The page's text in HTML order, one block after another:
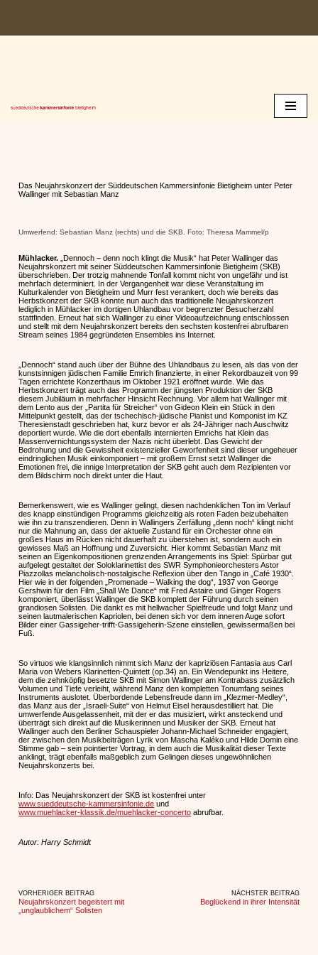
Zum
Das Neujahrskonzert der Süddeutschen Kammersinfonie Bietigheim unter Peter
Wallinger mit Sebastian Manz
Umwerfend: Sebastian Manz (rechts) und die SKB. Foto: Theresa Mammel/p
Mühlacker. „Dennoch – denn noch klingt die Musik“ hat Peter Wallinger das
Neujahrskonzert mit seiner Süddeutschen Kammersinfonie Bietigheim (SKB)
überschrieben. Der trotzig mahnende Tonfall kommt nicht von ungefähr und ist
mehrfach determiniert. In der Vergangenheit war diese Veranstaltung im
Kulturkalender von Bietigheim und Murr fest verankert, doch wie bereits das
Herbstkonzert der SKB konnte nun auch das traditionelle Neujahrskonzert
lediglich in Mühlacker im dortigen Uhlandbau vor begrenzter Besucherzahl
stattfinden. Erneut hat sich Wallinger zu einer Videoaufzeichnung entschlossen
und stellt mit dem Neujahrskonzert bereits den sechsten kostenfrei abrufbaren
Stream seines 1984 gegründeten Ensembles ins Internet.
„Dennoch“ stand auch über der Bühne des Uhlandbaus zu lesen, als das von der
kunstsinnigen jüdischen Familie Emrich finanzierte, in einer Rekordbauzeit von 99
Tagen errichtete Konzerthaus im Oktober 1921 eröffnet wurde. Wie das
Herbstkonzert trägt auch das Programm der jüngsten Produktion der SKB
diesem Jubiläum in mehrfacher Hinsicht Rechnung. Vor allem hat Wallinger mit
dem Lento aus der „Partita für Streicher“ von Gideon Klein ein Stück in den
Mittelpunkt gestellt, das der tschechisch-jüdische Pianist und Komponist im KZ
Theresienstadt geschrieben hat, kurz bevor er als 24-Jähriger nach Auschwitz
deportiert wurde. Wie die dort ebenfalls internierten Emrichs hat Klein das
Massenvernichtungssystem der Nazis nicht überlebt. Das Gewicht der
Bedrohung und die Gewissheit existenzieller Geworfenheit sind dieser ungeheuer
eindringlichen Musik einkomponiert – mit großem Ernst setzt Wallinger die
Emotionen frei, die innige Interpretation der SKB geht auch dem Rezipienten vor
dem Bildschirm noch direkt unter die Haut.
Bemerkenswert, wie es Wallinger gelingt, diesen nachdenklichen Ton im Verlauf
des knapp einstündigen Programms gleichzeitig als roten Faden beizubehalten
wie ihn zu transzendieren. Denn in Wallingers Zerfällung „denn noch“ klingt nicht
nur die Mahnung an, dass der aktuelle Zustand für ein Orchester ohne ein
großes Haus im Rücken nicht dauerhaft zu überstehen ist, sondern auch ein
gewisses Maß an Hoffnung und Zuversicht. Hier kommt Sebastian Manz mit
seinen an Eigenkompositionen grenzenden Arrangements ins Spiel: Spürbar gut
aufgelegt gestaltet der Soloklarinettist des SWR Symphonieorchesters Astor
Piazzollas melancholisch-nostalgische Reflexion über den Tango in „Café 1930“.
Hier wie in der folgenden „Promenade – Walking the dog“, 1937 von George
Gershwin für den Film „Shall We Dance“ mit Fred Astaire und Ginger Rogers
komponiert, überlässt Wallinger die SKB komplett der Führung durch seinen
grandiosen Solisten. Die dankt es mit hellwacher Spielfreude und folgt Manz und
seinen lautmalerischen Kapriolen, bei denen sich vor dem inneren Auge sofort
Bilder einer Gassigeher-trifft-Gassigeherin-Szene einstellen, gewissermaßen bei
Fuß.
So virtuos wie klangsinnlich nimmt sich Manz der kapriziösen Fantasia aus Carl
Maria von Webers Klarinetten-Quintett (op.34) an. Ein Wendepunkt ins Heitere,
dem die zehnköpfig besetzte SKB mit Simon Wallinger am Kontrabass zusätzlich
Volumen und Tiefe verleiht, während Manz den kompletten Tonumfang seines
Instruments auslotet. Überbordende Lebensfreude dann im „Klezmer-Medley“,
das Manz aus der „Israeli-Suite“ von Helmut Eisel herausdestilliert hat. Die
umwerfende Ausgelassenheit, mit der er das musiziert, wirkt ansteckend und
überträgt sich direkt auf die Musikerinnen und Musiker der SKB. Erneut hat
Wallinger auch den Berliner Schauspieler Johann-Michael Schneider engagiert,
der zwischen den Musikbeiträgen Lyrik von Mascha Kaléko und Hilde Domin eine
Stimme gab – sein pointierter Vortrag, in dem auch die Musikalität dieser Texte
anklingt, trägt ebenfalls maßgeblich zum Gelingen dieses ungewöhnlichen
Neujahrskonzerts bei.
Info: Das Neujahrskonzert der SKB ist kostenfrei unter
www.sueddeutsche-kammersinfonie.de und
www.muehlacker-klassik.de/muehlacker-concerto abrufbar.
Autor: Harry Schmidt
VORHERIGER BEITRAG
Neujahrskonzert begeistert mit
„unglaublichem“ Solisten
NÄCHSTER BEITRAG
Beglückend in ihrer Intensität